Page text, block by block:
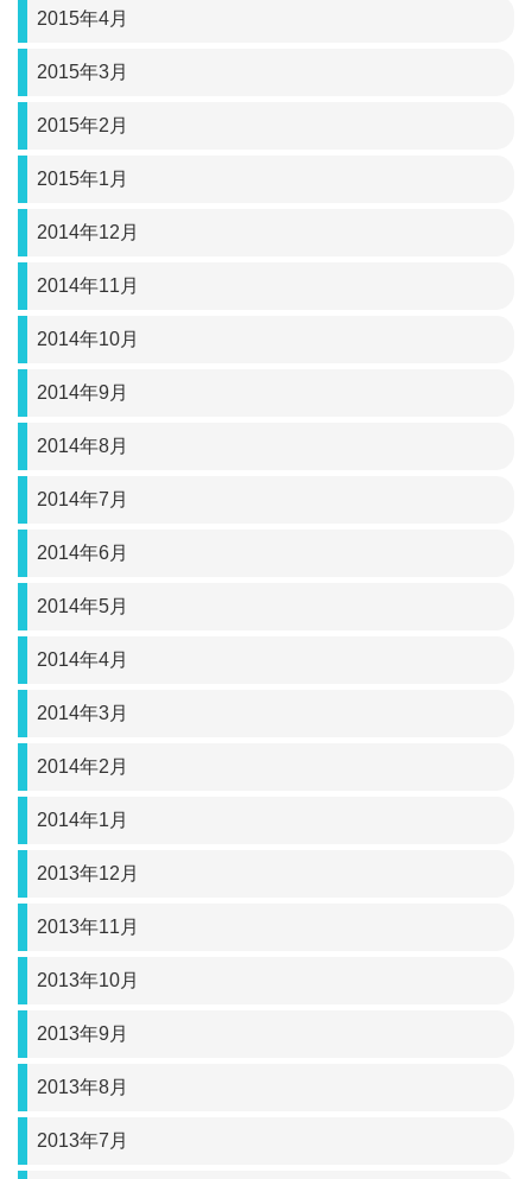
2015年4月
2015年3月
2015年2月
2015年1月
2014年12月
2014年11月
2014年10月
2014年9月
2014年8月
2014年7月
2014年6月
2014年5月
2014年4月
2014年3月
2014年2月
2014年1月
2013年12月
2013年11月
2013年10月
2013年9月
2013年8月
2013年7月